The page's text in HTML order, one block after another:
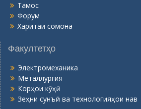
Тамос
Форум
Харитаи сомона
Факултетҳо
Электромеханика
Металлургия
Корҳои кӯҳӣ
Зеҳни сунъӣ ва технологияҳои нав